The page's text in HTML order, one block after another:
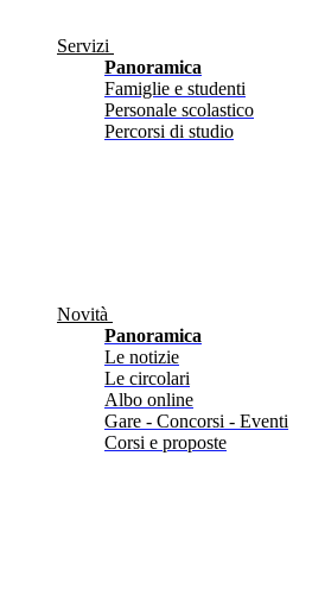
Servizi
Panoramica
Famiglie e studenti
Personale scolastico
Percorsi di studio
Novità
Panoramica
Le notizie
Le circolari
Albo online
Gare - Concorsi - Eventi
Corsi e proposte